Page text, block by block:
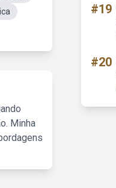
Minha
#19
#20